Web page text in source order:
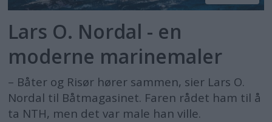
Lars O. Nordal - en
moderne marinemaler
– Båter og Risør hører sammen, sier Lars O.
Nordal til Båtmagasinet. Faren rådet ham til å
ta NTH, men det var male han ville.